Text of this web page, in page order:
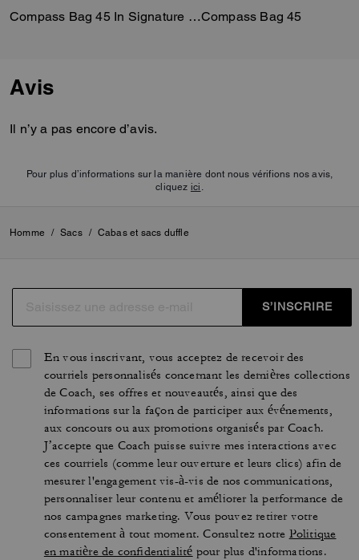
Compass Bag 45 In Signature CanvasCompass Bag 45
Avis
Il n’y a pas encore d’avis.
Pour plus d’informations sur la manière dont nous vérifions nos avis,
cliquez ici
Homme / Sacs / Cabas et sacs duffle
S’INSCRIRE
En vous inscrivant, vous acceptez de recevoir des
courriels personnalisés concernant les dernières collections
de Coach, ses offres et nouveautés, ainsi que des
informations sur la façon de participer aux événements,
aux concours ou aux promotions organisés par Coach.
J’accepte que Coach puisse suivre mes interactions avec
ces courriels (comme leur ouverture et leurs clics) afin de
mesurer l'engagement vis-à-vis de nos communications,
personnaliser leur contenu et améliorer la performance de
nos campagnes marketing. Vous pouvez retirer votre
consentement à tout moment. Consultez notre Politique
en matière de confidentialité pour plus d'informations.